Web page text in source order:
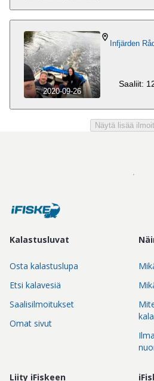
2020-09-26
Infjärden
Saaliit:
Näytä lisää
Kalastusluvat
Osta kalastuslupa
Etsi kalavesiä
Saalisilmoitukset
Omat sivut
Liity iFiskeen